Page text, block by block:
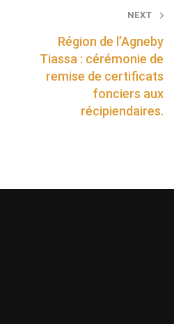
NEXT
Région de l’Agneby
Tiassa : cérémonie de
remise de certificats
fonciers aux
récipiendaires.